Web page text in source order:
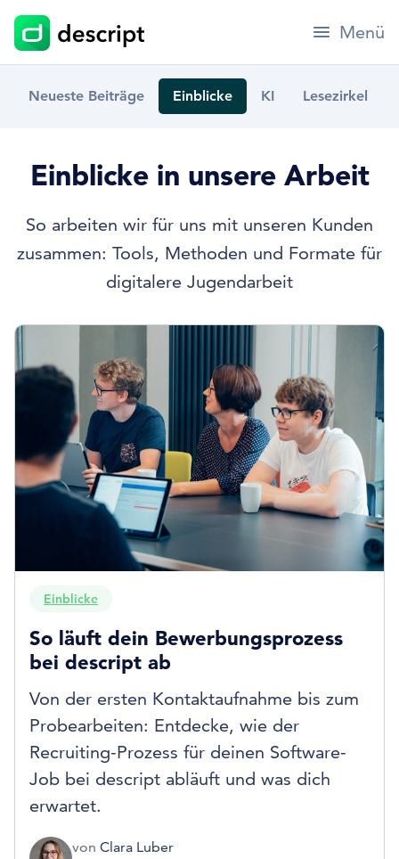
Menü
Neueste Beiträge Einblicke KI Lesezirkel
Einblicke in unsere Arbeit
So arbeiten wir für uns mit unseren Kunden
zusammen: Tools, Methoden und Formate für
digitalere Jugendarbeit
Einblicke
So läuft dein Bewerbungsprozess
bei descript ab
Von der ersten Kontaktaufnahme bis zum
Probearbeiten: Entdecke, wie der
Recruiting-Prozess für deinen Software-
Job bei descript abläuft und was dich
erwartet.
von Clara Luber